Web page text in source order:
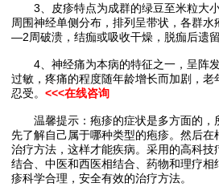
3、皮疹特点为成群的绿豆至米粒大
周围神经单侧分布，排列呈带状，各群水
—2周破溃，结痂或吸收干燥，脱痂后遗留
4、神经痛为本病的特征之一，呈阵
过敏，疼痛的程度随年龄增长而加剧，老
忍受。 <<<在线咨询
温馨提示：疱疹的症状是多方面的，
先了解自己属于哪种类型的疱疹。然后在
治疗方法，这样才能疾病。采用的高科技
结合、中医和西医相结合、药物和理疗相
疹科学合理，安全有效的治疗方法。